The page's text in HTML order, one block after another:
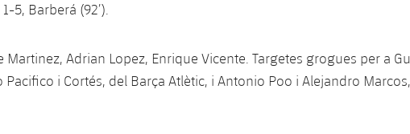
5, Barberá (92’).
Martinez, Adrian Lopez, Enrique Vicente. Targetes grogues per a
Pacifico i Cortés, del Barça Atlètic, i Antonio Poo i Alejandro